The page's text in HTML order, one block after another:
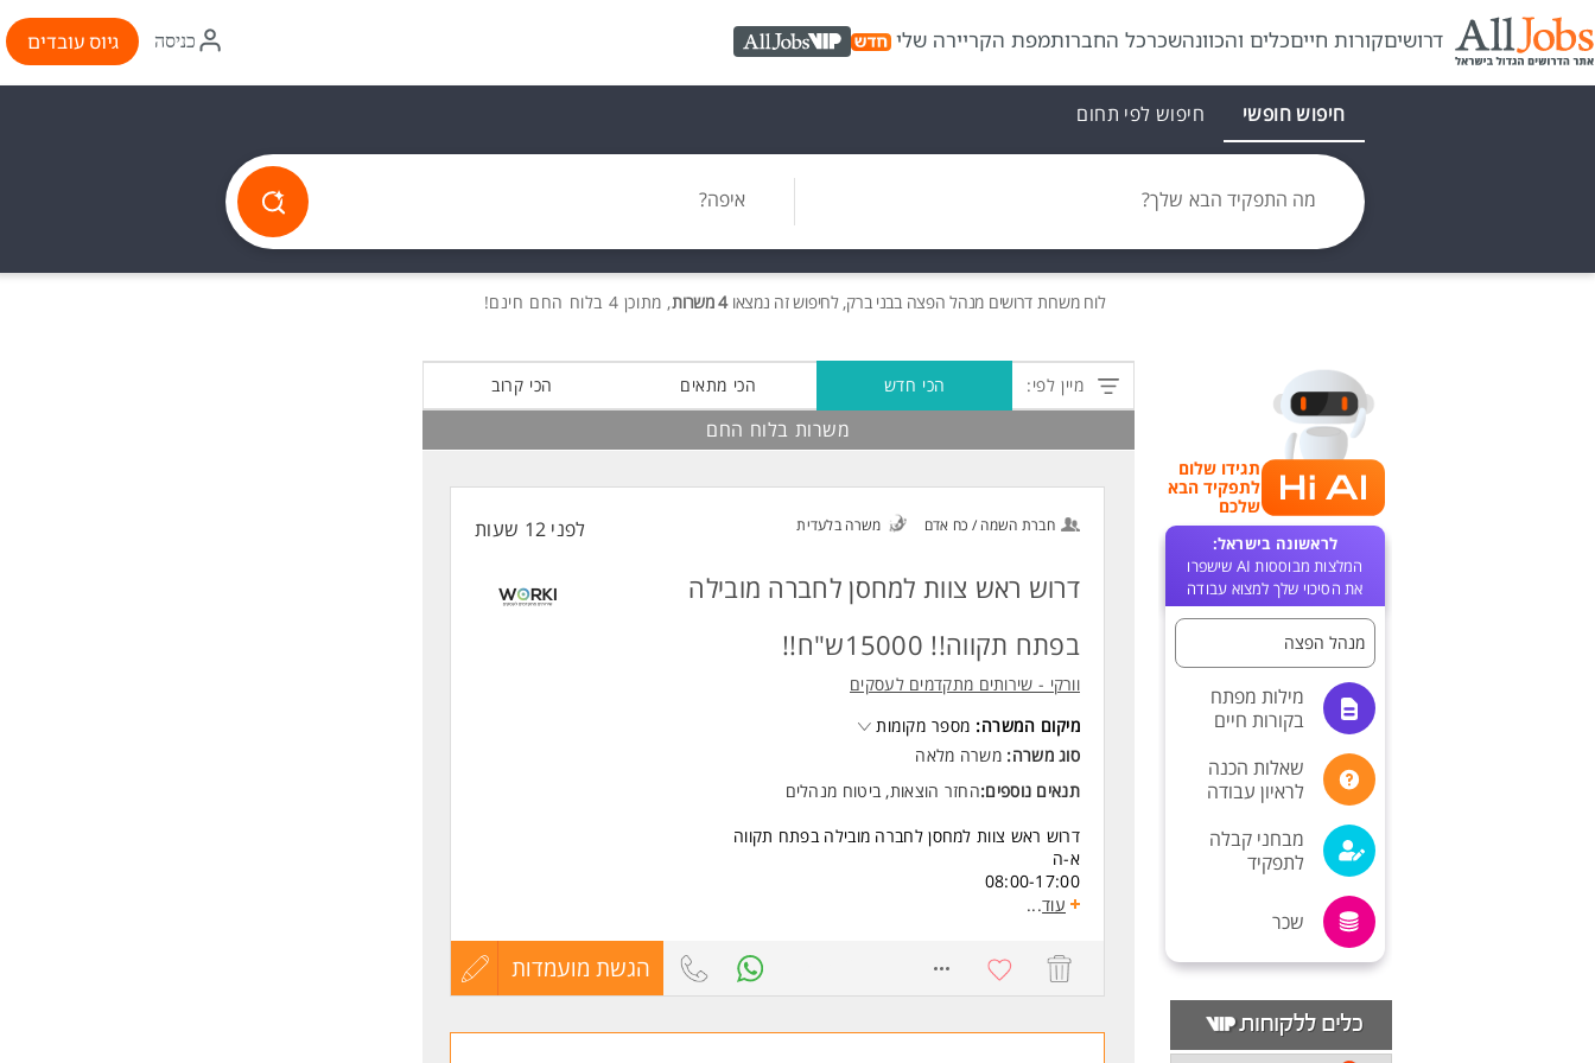
דרושיםקורות חייםכלים והכוונהשכרכל החברותמפת הקריירה שלי AllJobs VIP
איקון
התחברות
כניסה גיוס עובדים
חיפוש חופשי חיפוש לפי תחום
מה התפקיד הבא שלך? איפה?
לוח משרות דרושים מנהל הפצה בבני ברק, לחיפוש זה נמצאו4 משרות , מתוכן 4 בלוח החם חינם!
תגידו שלום
לתפקיד הבא
שלכם
לראשונה בישראל:
המלצות מבוססות AI שישפרו
את הסיכוי שלך למצוא עבודה
מנהל הפצה
מילות מפתח
בקורות חיים
שאלות הכנה
לראיון עבודה
מבחני קבלה
לתפקיד
שכר
מיין לפי: הכי חדש הכי מתאים הכי קרוב
משרות בלוח החם
חברת השמה / כח אדם משרה בלעדית לפני 12 שעות
דרוש ראש צוות למחסן לחברה מובילה
בפתח תקווה!! 15000ש"ח!!
וורקי - שירותים מתקדמים לעסקים
מיקום המשרה: מספר מקומות
סוג משרה: משרה מלאה
תנאים נוספים:החזר הוצאות, ביטוח מנהלים
דרוש ראש צוות למחסן לחברה מובילה בפתח תקווה
א-ה
08:00-17:00
דרישות:
דרוש ראש צוות למחסן לחברה מובילה בפתח תקווה
08:00-17:00
עוד...
הגשת מועמדות
עדכון